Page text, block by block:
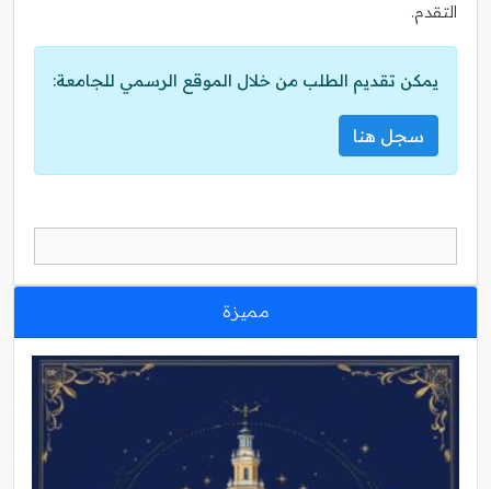
التقدم.
يمكن تقديم الطلب من خلال الموقع الرسمي للجامعة:
سجل هنا
مميزة